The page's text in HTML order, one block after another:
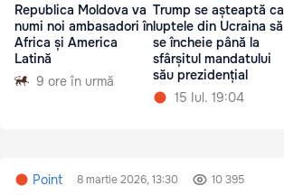
Republica Moldova va
numi noi ambasadori în
Africa și America
Latină
9 ore în urmă
Trump se așteaptă ca
luptele din Ucraina să
se încheie până la
sfârșitul mandatului
său prezidențial
15 Iul. 19:04
Point 8 martie 2026, 13:30 10 395